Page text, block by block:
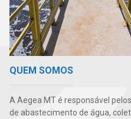
QUEM SOMOS
A Aegea MT é responsável
de abastecimento de água,